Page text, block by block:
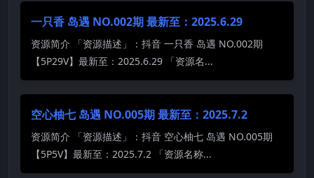
一只香 岛遇 NO.002期 最新至：2025.6.29
资源简介 「资源描述」：抖音 一只香 岛遇 NO.002期
【5P29V】最新至：2025.6.29 「资源名...
空心柚七 岛遇 NO.005期 最新至：2025.7.2
资源简介 「资源描述」：抖音 空心柚七 岛遇 NO.005期
【5P5V】最新至：2025.7.2 「资源名称...